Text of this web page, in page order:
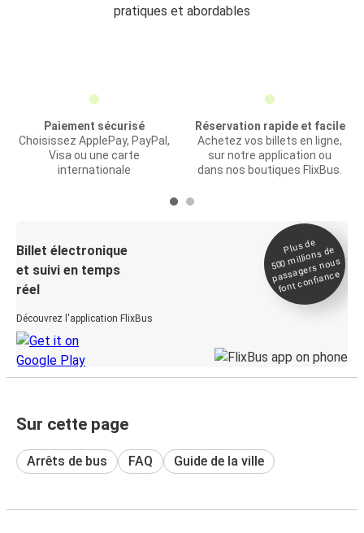
pratiques et abordables
Paiement sécurisé
Choisissez ApplePay, PayPal,
Visa ou une carte
internationale
Réservation rapide et facile
Achetez vos billets en ligne,
sur notre application ou
dans nos boutiques FlixBus.
Billet électronique
et suivi en temps
réel
Découvrez l'application FlixBus
Plus de
500
millions de
passagers nous
font confiance
Sur cette page
Arrêts de bus FAQ Guide de la ville